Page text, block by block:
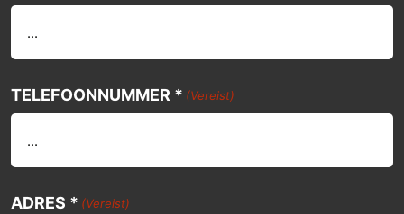
TELEFOONNUMMER * (Vereist)
ADRES * (Vereist)